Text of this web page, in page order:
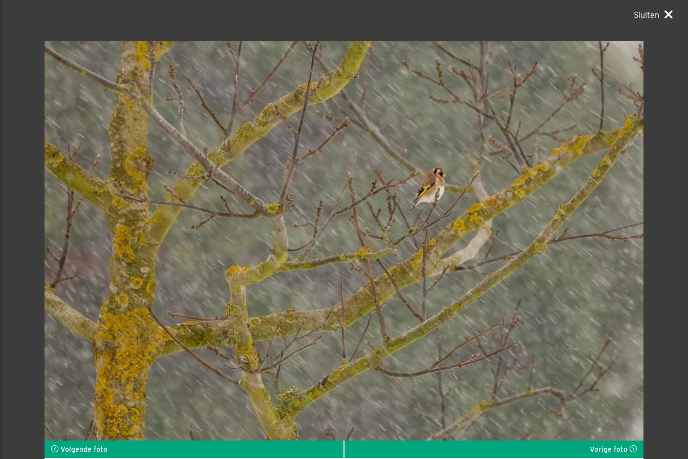
Sluiten
Volgende foto Vorige foto